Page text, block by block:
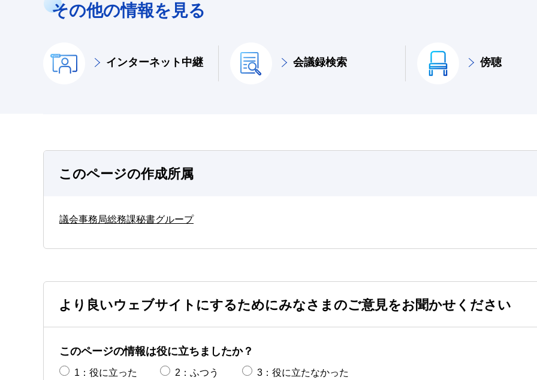
その他の情報を見る
インターネット中継 会議録検索 傍聴
このページの作成所属
議会事務局総務課秘書グループ
より良いウェブサイトにするためにみなさまのご意見をお聞かせください
このページの情報は役に立ちましたか？
1：役に立った 2：ふつう 3：役に立たなかった